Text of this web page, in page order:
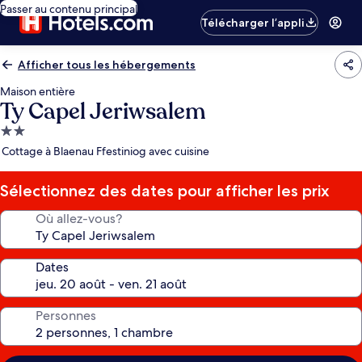
Passer au contenu principal
Télécharger l’appli
Afficher tous les hébergements
Maison entière
Ty Capel Jeriwsalem
Hébergement
2.0 étoiles
Cottage à Blaenau Ffestiniog avec cuisine
Sélectionnez des dates pour afficher les prix
Où allez-vous?
Dates
Personnes